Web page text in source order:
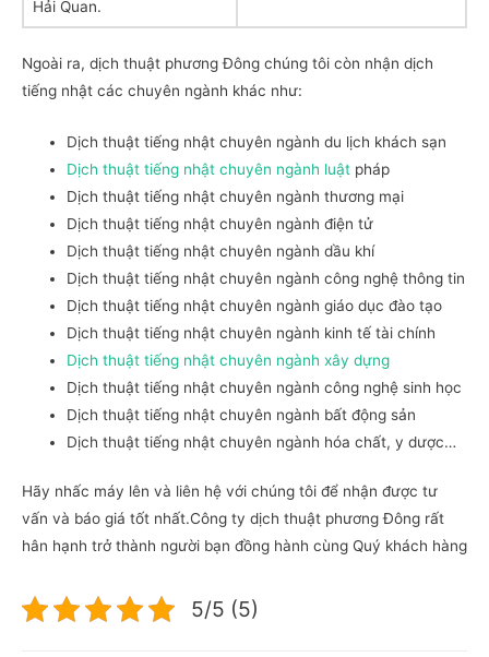
Hải Quan.
Ngoài ra, dịch thuật phương Đông chúng tôi còn nhận dịch
tiếng nhật các chuyên ngành khác như:
Dịch thuật tiếng nhật chuyên ngành du lịch khách sạn
Dịch thuật tiếng nhật chuyên ngành luật pháp
Dịch thuật tiếng nhật chuyên ngành thương mại
Dịch thuật tiếng nhật chuyên ngành điện tử
Dịch thuật tiếng nhật chuyên ngành dầu khí
Dịch thuật tiếng nhật chuyên ngành công nghệ thông tin
Dịch thuật tiếng nhật chuyên ngành giáo dục đào tạo
Dịch thuật tiếng nhật chuyên ngành kinh tế tài chính
Dịch thuật tiếng nhật chuyên ngành xây dựng
Dịch thuật tiếng nhật chuyên ngành công nghệ sinh học
Dịch thuật tiếng nhật chuyên ngành bất động sản
Dịch thuật tiếng nhật chuyên ngành hóa chất, y dược…
Hãy nhấc máy lên và liên hệ với chúng tôi để nhận được tư
vấn và báo giá tốt nhất.Công ty dịch thuật phương Đông rất
hân hạnh trở thành người bạn đồng hành cùng Quý khách hàng
5/5 (5)